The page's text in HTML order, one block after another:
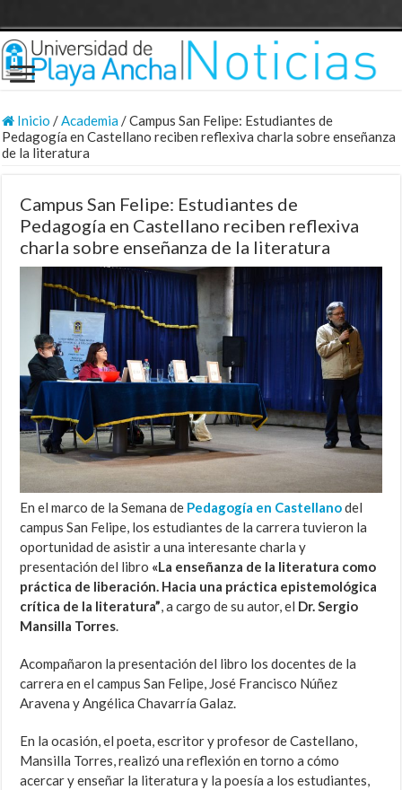
Inicio /Academia/Campus San Felipe: Estudiantes de
Pedagogía en Castellano reciben reflexiva charla sobre enseñanza
de la literatura
Campus San Felipe: Estudiantes de
Pedagogía en Castellano reciben reflexiva
charla sobre enseñanza de la literatura
En el marco de la Semana de Pedagogía en Castellanodel
campus San Felipe, los estudiantes de la carrera tuvieron la
oportunidad de asistir a una interesante charla y
presentación del libro «La enseñanza de la literatura como
práctica de liberación. Hacia una práctica epistemológica
crítica de la literatura”, a cargo de su autor, el Dr. Sergio
Mansilla Torres.
Acompañaron la presentación del libro los docentes de la
carrera en el campus San Felipe, José Francisco Núñez
Aravena y Angélica Chavarría Galaz.
En la ocasión, el poeta, escritor y profesor de Castellano,
Mansilla Torres, realizó una reflexión en torno a cómo
acercar y enseñar la literatura y la poesía a los estudiantes,